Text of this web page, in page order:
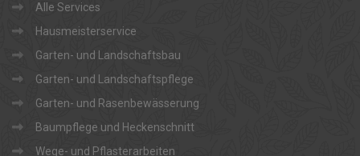
Alle Services
Hausmeisterservice
Garten- und Landschaftsbau
Garten- und Landschaftspflege
Garten- und Rasenbewässerung
Baumpflege und Heckenschnitt
Wege- und Pflasterarbeiten